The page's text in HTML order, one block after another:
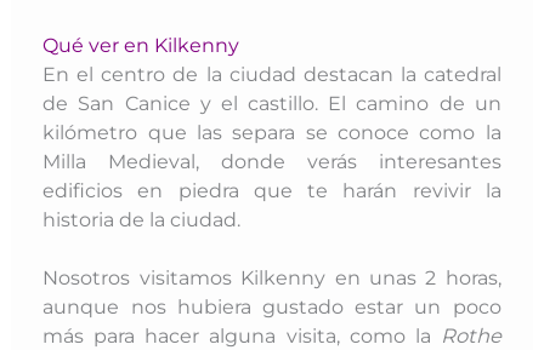
Qué ver en Kilkenny
En el centro de la ciudad destacan la catedral
de San Canice y el castillo. El camino de un
kilómetro que las separa se conoce como la
Milla Medieval, donde verás interesantes
edificios en piedra que te harán revivir la
historia de la ciudad.
Nosotros visitamos Kilkenny en unas 2 horas,
aunque nos hubiera gustado estar un poco
más para hacer alguna visita, como la Rothe